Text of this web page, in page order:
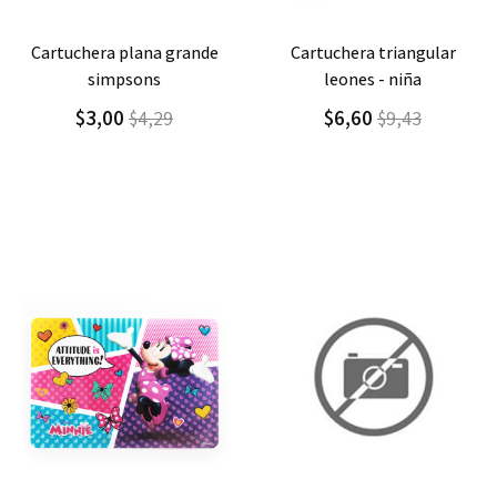
Agregar Detalle
cartuchera triangular
leones - niña
$6,60 $9,43
Agregar Detalle
cartuchera triangular
leones - niño
$6,60 $9,43